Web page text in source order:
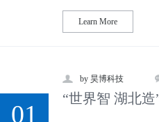
Learn More
01
by 昊博科技
“世界智 湖北